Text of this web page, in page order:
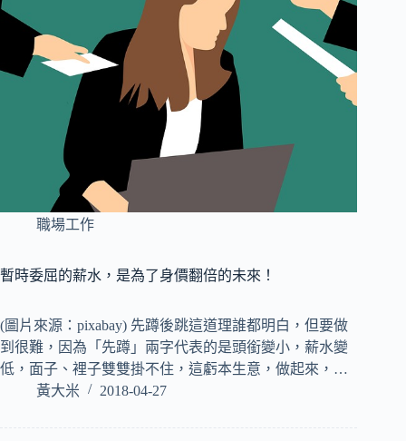
職場工作
暫時委屈的薪水，是為了身價翻倍的未來！
(圖片來源：pixabay) 先蹲後跳這道理誰都明白，但要做
到很難，因為「先蹲」兩字代表的是頭銜變小，薪水變
低，面子、裡子雙雙掛不住，這虧本生意，做起來，…
黃大米
2018-04-27